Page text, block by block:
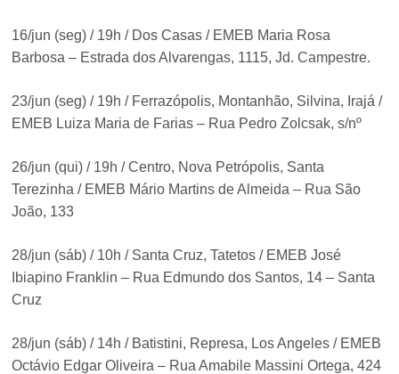
16/jun (seg) / 19h / Dos Casas / EMEB Maria Rosa
Barbosa – Estrada dos Alvarengas, 1115, Jd. Campestre.
23/jun (seg) / 19h / Ferrazópolis, Montanhão, Silvina, Irajá /
EMEB Luiza Maria de Farias – Rua Pedro Zolcsak, s/nº
26/jun (qui) / 19h / Centro, Nova Petrópolis, Santa
Terezinha / EMEB Mário Martins de Almeida – Rua São
João, 133
28/jun (sáb) / 10h / Santa Cruz, Tatetos / EMEB José
Ibiapino Franklin – Rua Edmundo dos Santos, 14 – Santa
Cruz
28/jun (sáb) / 14h / Batistini, Represa, Los Angeles / EMEB
Octávio Edgar Oliveira – Rua Amabile Massini Ortega, 424